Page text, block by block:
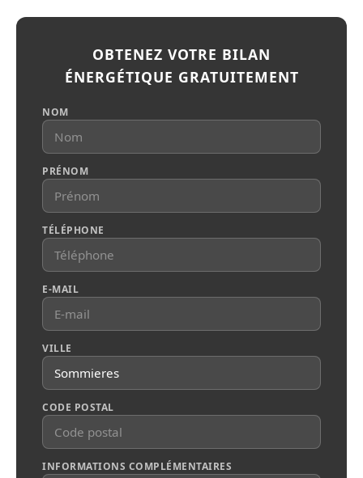
OBTENEZ VOTRE BILAN
ÉNERGÉTIQUE GRATUITEMENT
NOM
PRÉNOM
TÉLÉPHONE
E-MAIL
VILLE
CODE POSTAL
INFORMATIONS COMPLÉMENTAIRES